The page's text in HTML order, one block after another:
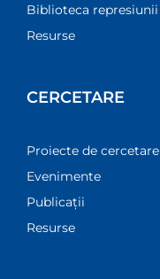
Biblioteca represiunii
Resurse
CERCETARE
Proiecte de cercetare
Evenimente
Publicații
Resurse